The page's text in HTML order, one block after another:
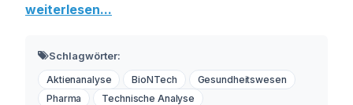
weiterlesen...
Schlagwörter:
Aktienanalyse BioNTech
Gesundheitswesen
Pharma
Technische Analyse